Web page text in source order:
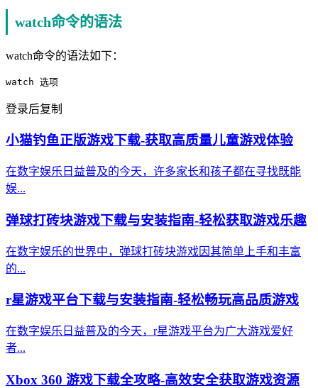
watch命令的语法
watch命令的语法如下：
登录后复制
小猫钓鱼正版游戏下载-获取高质量儿童游戏体验
在数字娱乐日益普及的今天，许多家长和孩子都在寻找既能
娱...
弹球打砖块游戏下载与安装指南-轻松获取游戏乐趣
在数字娱乐的世界中，弹球打砖块游戏因其简单上手和丰富
的...
r星游戏平台下载与安装指南-轻松畅玩高品质游戏
在数字娱乐日益普及的今天，r星游戏平台为广大游戏爱好
者...
Xbox 360 游戏下载全攻略-高效安全获取游戏资源